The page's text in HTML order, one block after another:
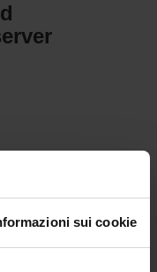
sui cookie